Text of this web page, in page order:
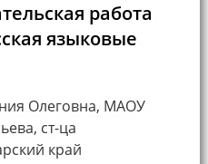
работа
языковые
Олеговна, МАОУ
ст-ца
край